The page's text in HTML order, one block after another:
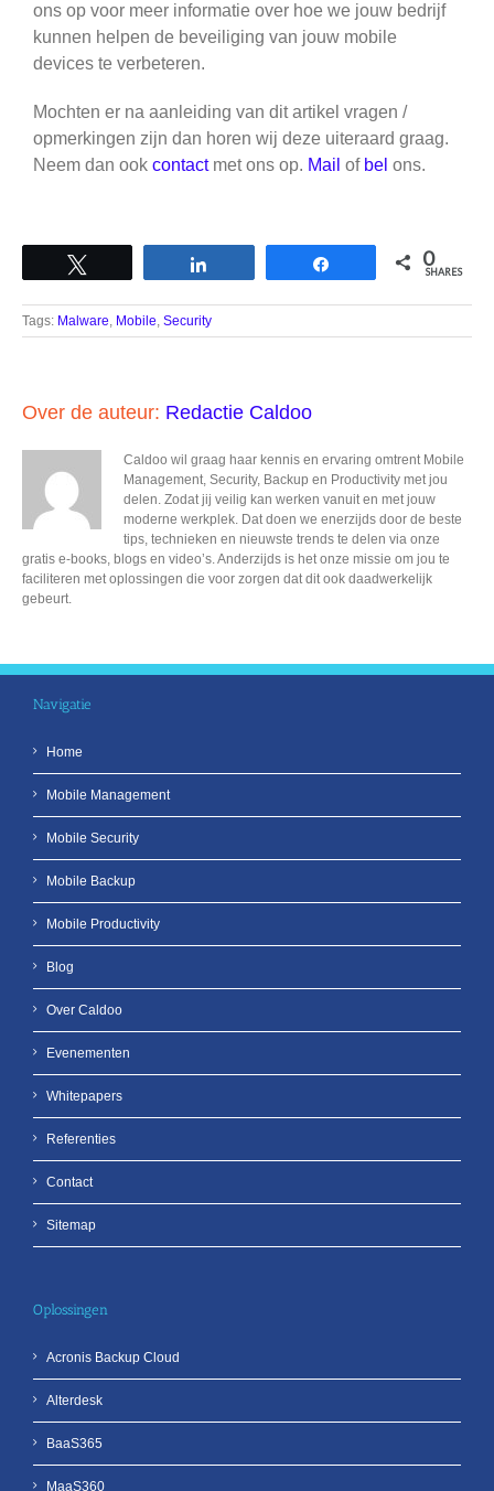
ons op voor meer informatie over hoe we jouw bedrijf
kunnen helpen de beveiliging van jouw mobile
devices te verbeteren.
Mochten er na aanleiding van dit artikel vragen /
opmerkingen zijn dan horen wij deze uiteraard graag.
Neem dan ook contactmet ons op. Mail of bel ons.
0
SHARES
Tags: Malware, Mobile, Security
Over de auteur: Redactie Caldoo
Caldoo wil graag haar kennis en ervaring omtrent Mobile
Management, Security, Backup en Productivity met jou
delen. Zodat jij veilig kan werken vanuit en met jouw
moderne werkplek. Dat doen we enerzijds door de beste
tips, technieken en nieuwste trends te delen via onze
gratis e-books, blogs en video’s. Anderzijds is het onze missie om jou te
faciliteren met oplossingen die voor zorgen dat dit ook daadwerkelijk
gebeurt.
Navigatie
Home
Mobile Management
Mobile Security
Mobile Backup
Mobile Productivity
Blog
Over Caldoo
Evenementen
Whitepapers
Referenties
Contact
Sitemap
Oplossingen
Acronis Backup Cloud
Alterdesk
BaaS365
MaaS360